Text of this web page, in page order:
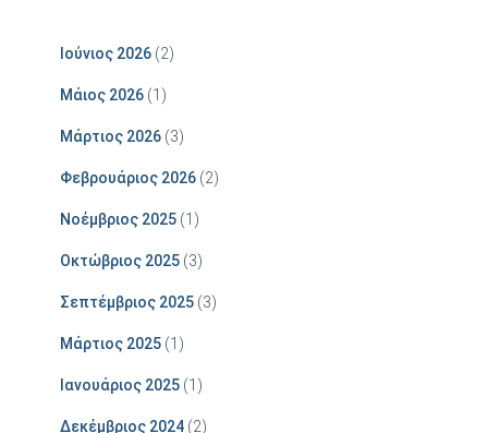
Ιούνιος 2026 (2)
Μάιος 2026 (1)
Μάρτιος 2026 (3)
Φεβρουάριος 2026 (2)
Νοέμβριος 2025 (1)
Οκτώβριος 2025 (3)
Σεπτέμβριος 2025 (3)
Μάρτιος 2025 (1)
Ιανουάριος 2025 (1)
Δεκέμβριος 2024 (2)